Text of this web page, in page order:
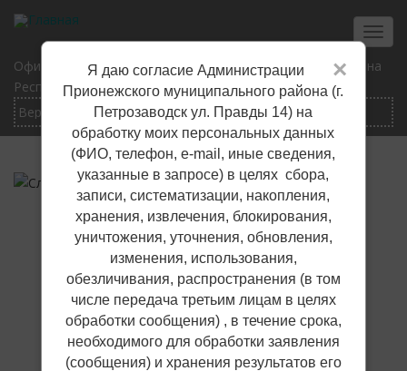
Перейти
основному
содержанию
×
Я даю согласие Администрации
Прионежского муниципального района (г.
Петрозаводск ул. Правды 14) на
обработку моих персональных данных
(ФИО, телефон, е-mail, иные сведения,
указанные в запросе) в целях сбора,
записи, систематизации, накопления,
хранения, извлечения, блокирования,
уничтожения, уточнения, обновления,
изменения, использования,
обезличивания, распространения (в том
числе передача третьим лицам в целях
обработки сообщения) , в течение срока,
необходимого для обработки заявления
(сообщения) и хранения результатов его
Официальный сайт Прионежского муниципального района
Республики Карелия